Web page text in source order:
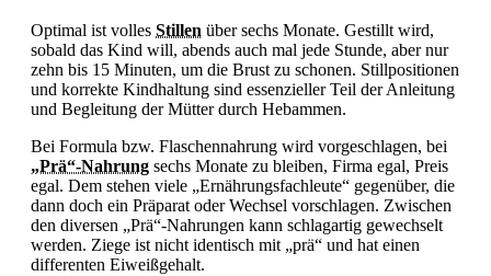
Optimal ist volles Stillen über sechs Monate. Gestillt wird,
sobald das Kind will, abends auch mal jede Stunde, aber nur
zehn bis 15 Minuten, um die Brust zu schonen. Stillpositionen
und korrekte Kindhaltung sind essenzieller Teil der Anleitung
und Begleitung der Mütter durch Hebammen.
Bei Formula bzw. Flaschennahrung wird vorgeschlagen, bei
„Prä“-Nahrung sechs Monate zu bleiben, Firma egal, Preis
egal. Dem stehen viele „Ernährungsfachleute“ gegenüber, die
dann doch ein Präparat oder Wechsel vorschlagen. Zwischen
den diversen „Prä“-Nahrungen kann schlagartig gewechselt
werden. Ziege ist nicht identisch mit „prä“ und hat einen
differenten Eiweißgehalt.